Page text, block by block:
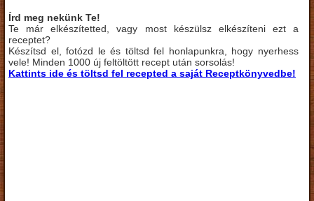
Írd meg nekünk Te!
Te már elkészítetted, vagy most készülsz elkészíteni ezt a
receptet?
Készítsd el, fotózd le és töltsd fel honlapunkra, hogy nyerhess
vele! Minden 1000 új feltöltött recept után sorsolás!
Kattints ide és töltsd fel recepted a saját Receptkönyvedbe!